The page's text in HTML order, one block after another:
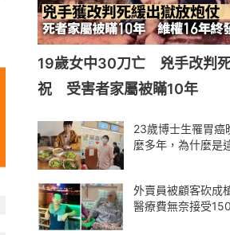
19歲女中30刀亡 兇手改判
祝 受害者家屬被瞞10年
23歲博士生罹胃癌
麼多年，為什麼是
外賣員被顧客砍
醫療費無奈接受